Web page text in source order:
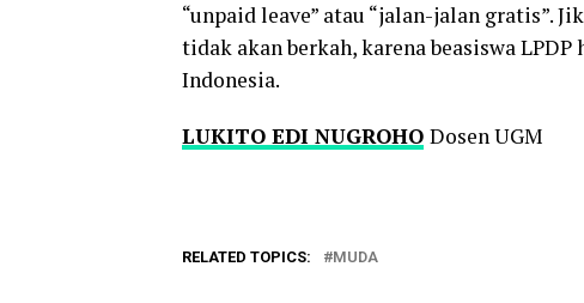
“unpaid leave” atau “jalan-jalan gratis”.
tidak akan berkah, karena beasiswa
Indonesia.
LUKITO EDI NUGROHO Dosen UGM
RELATED TOPICS: MUDA